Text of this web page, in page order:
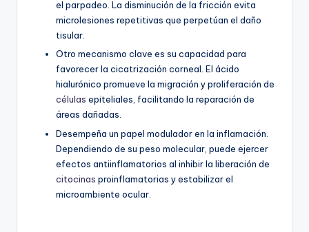
el parpadeo. La disminución de la fricción evita
microlesiones repetitivas que perpetúan el daño
tisular.
Otro mecanismo clave es su capacidad para
favorecer la cicatrización corneal. El ácido
hialurónico promueve la migración y proliferación de
células epiteliales, facilitando la reparación de
áreas dañadas.
Desempeña un papel modulador en la inflamación.
Dependiendo de su peso molecular, puede ejercer
efectos antiinflamatorios al inhibir la liberación de
citocinas proinflamatorias y estabilizar el
microambiente ocular.